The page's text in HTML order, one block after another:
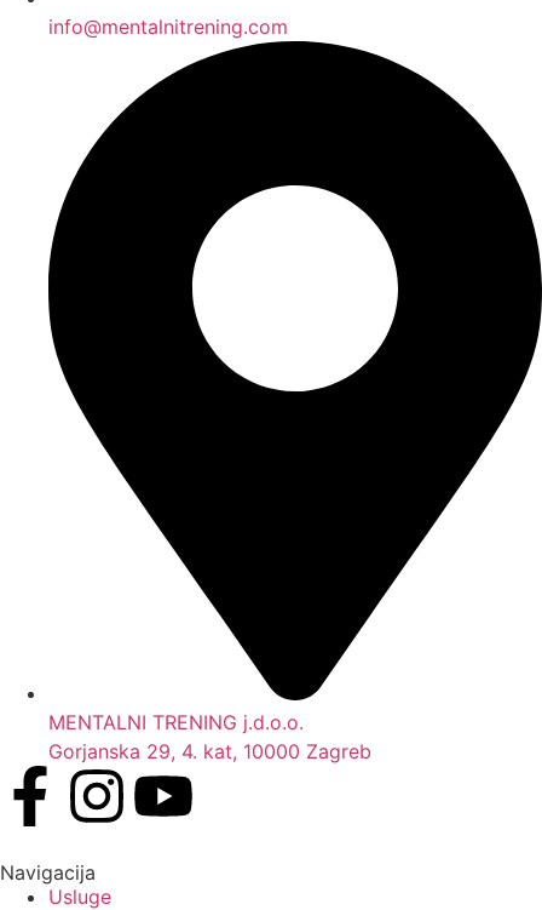
info@mentalnitrening.com
MENTALNI TRENING j.d.o.o.
Gorjanska 29, 4. kat, 10000 Zagreb
Navigacija
Usluge